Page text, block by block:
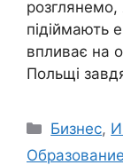
розглянемо,
підіймають
впливає на
Польщі
Бизнес,
Образование